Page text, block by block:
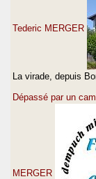
Tederic MERGER
La virade, depuis
Dépassé par un
MERGER